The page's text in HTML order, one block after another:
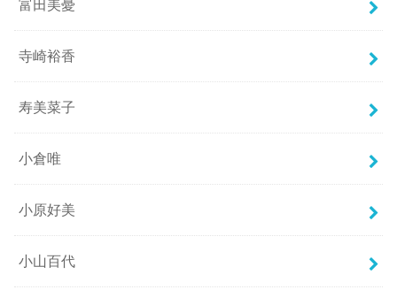
富田美憂
寺崎裕香
寿美菜子
小倉唯
小原好美
小山百代